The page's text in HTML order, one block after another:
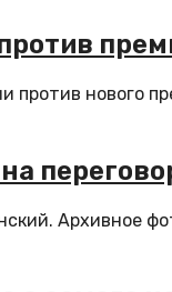
против
Архивное